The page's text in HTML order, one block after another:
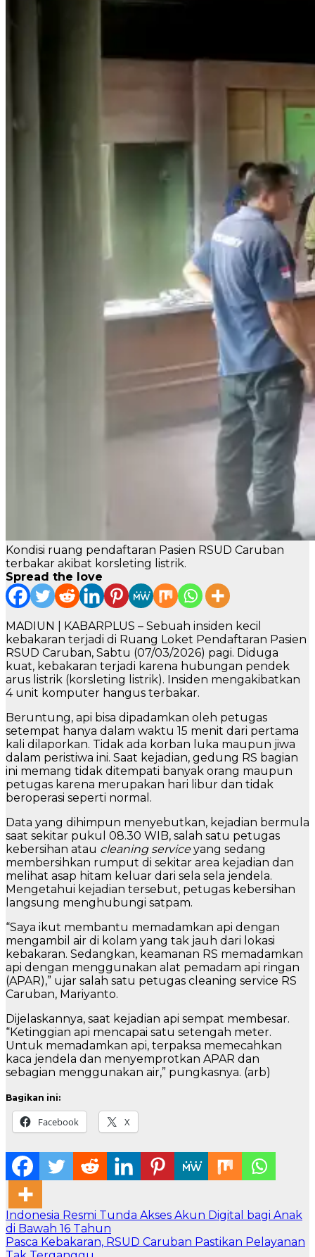
Kondisi ruang pendaftaran Pasien RSUD Caruban
terbakar akibat korsleting listrik.
Spread the love
MADIUN | KABARPLUS – Sebuah insiden kecil
kebakaran terjadi di Ruang Loket Pendaftaran Pasien
RSUD Caruban, Sabtu (07/03/2026) pagi. Diduga
kuat, kebakaran terjadi karena hubungan pendek
arus listrik (korsleting listrik). Insiden mengakibatkan
4 unit komputer hangus terbakar.
Beruntung, api bisa dipadamkan oleh petugas
setempat hanya dalam waktu 15 menit dari pertama
kali dilaporkan. Tidak ada korban luka maupun jiwa
dalam peristiwa ini. Saat kejadian, gedung RS bagian
ini memang tidak ditempati banyak orang maupun
petugas karena merupakan hari libur dan tidak
beroperasi seperti normal.
Data yang dihimpun menyebutkan, kejadian bermula
saat sekitar pukul 08.30 WIB, salah satu petugas
kebersihan atau cleaning serviceyang sedang
membersihkan rumput di sekitar area kejadian dan
melihat asap hitam keluar dari sela sela jendela.
Mengetahui kejadian tersebut, petugas kebersihan
langsung menghubungi satpam.
“Saya ikut membantu memadamkan api dengan
mengambil air di kolam yang tak jauh dari lokasi
kebakaran. Sedangkan, keamanan RS memadamkan
api dengan menggunakan alat pemadam api ringan
(APAR),” ujar salah satu petugas cleaning service RS
Caruban, Mariyanto.
Dijelaskannya, saat kejadian api sempat membesar.
“Ketinggian api mencapai satu setengah meter.
Untuk memadamkan api, terpaksa memecahkan
kaca jendela dan menyemprotkan APAR dan
sebagian menggunakan air,” pungkasnya. (arb)
Bagikan ini:
Facebook X
Navigasi
pos
Indonesia Resmi Tunda Akses Akun Digital bagi Anak
di Bawah 16 Tahun
Pasca Kebakaran, RSUD Caruban Pastikan Pelayanan